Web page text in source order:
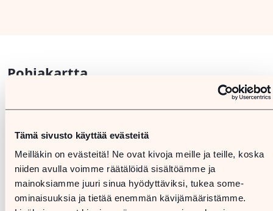
Tämä sivusto käyttää evästeitä
Meilläkin on evästeitä! Ne ovat kivoja meille ja teille, koska
niiden avulla voimme räätälöidä sisältöämme ja
mainoksiamme juuri sinua hyödyttäviksi, tukea some-
ominaisuuksia ja tietää enemmän kävijämääristämme.
Pohjakartta